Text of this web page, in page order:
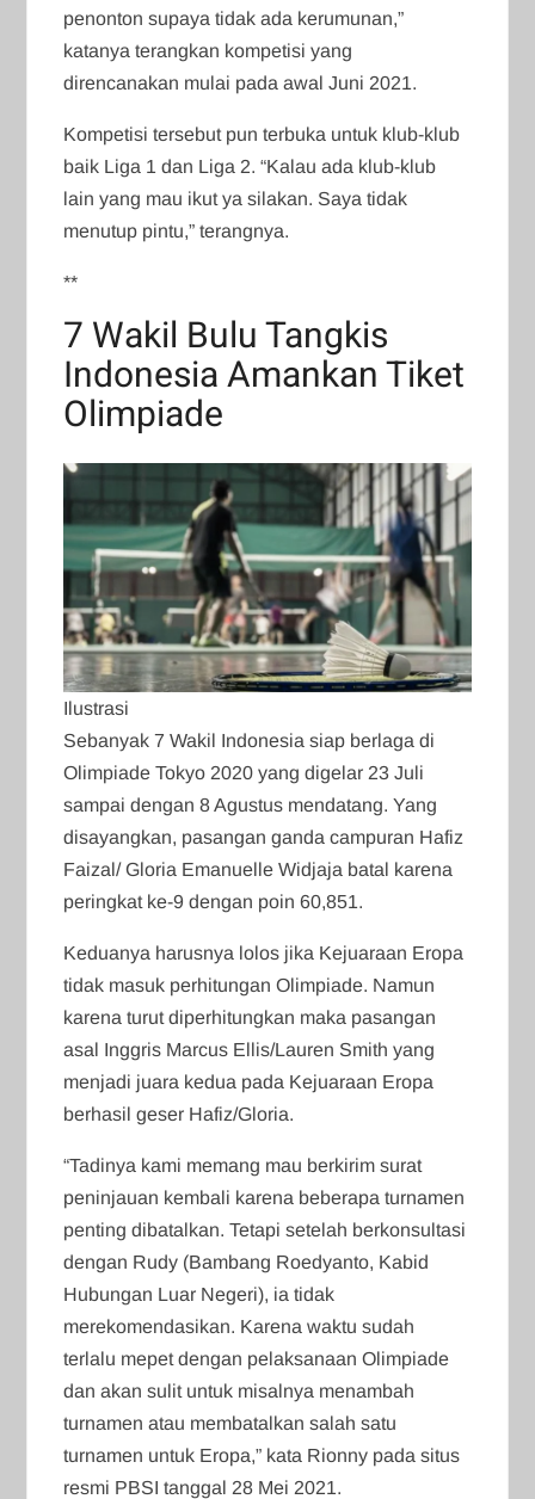
penonton supaya tidak ada kerumunan,”
katanya terangkan kompetisi yang
direncanakan mulai pada awal Juni 2021.
Kompetisi tersebut pun terbuka untuk klub-klub
baik Liga 1 dan Liga 2. “Kalau ada klub-klub
lain yang mau ikut ya silakan. Saya tidak
menutup pintu,” terangnya.
**
7 Wakil Bulu Tangkis
Indonesia Amankan Tiket
Olimpiade
Ilustrasi
Sebanyak 7 Wakil Indonesia siap berlaga di
Olimpiade Tokyo 2020 yang digelar 23 Juli
sampai dengan 8 Agustus mendatang. Yang
disayangkan, pasangan ganda campuran Hafiz
Faizal/ Gloria Emanuelle Widjaja batal karena
peringkat ke-9 dengan poin 60,851.
Keduanya harusnya lolos jika Kejuaraan Eropa
tidak masuk perhitungan Olimpiade. Namun
karena turut diperhitungkan maka pasangan
asal Inggris Marcus Ellis/Lauren Smith yang
menjadi juara kedua pada Kejuaraan Eropa
berhasil geser Hafiz/Gloria.
“Tadinya kami memang mau berkirim surat
peninjauan kembali karena beberapa turnamen
penting dibatalkan. Tetapi setelah berkonsultasi
dengan Rudy (Bambang Roedyanto, Kabid
Hubungan Luar Negeri), ia tidak
merekomendasikan. Karena waktu sudah
terlalu mepet dengan pelaksanaan Olimpiade
dan akan sulit untuk misalnya menambah
turnamen atau membatalkan salah satu
turnamen untuk Eropa,” kata Rionny pada situs
resmi PBSI tanggal 28 Mei 2021.